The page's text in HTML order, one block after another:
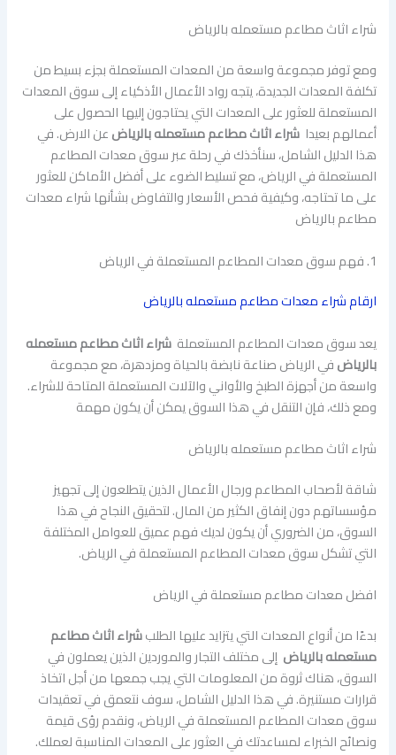
شراء اثاث مطاعم مستعمله بالرياض
ومع توفر مجموعة واسعة من المعدات المستعملة بجزء بسيط من
تكلفة المعدات الجديدة، يتجه رواد الأعمال الأذكياء إلى سوق المعدات
المستعملة للعثور على المعدات التي يحتاجون إليها الحصول على
أعمالهم بعيداشراء اثاث مطاعم مستعمله بالرياضعن الارض. في
هذا الدليل الشامل، سنأخذك في رحلة عبر سوق معدات المطاعم
المستعملة في الرياض، مع تسليط الضوء على أفضل الأماكن للعثور
على ما تحتاجه، وكيفية فحص الأسعار والتفاوض بشأنها شراء معدات
مطاعم بالرياض
1. فهم سوق معدات المطاعم المستعملة في الرياض
ارقام شراء معدات مطاعم مستعمله بالرياض
يعد سوق معدات المطاعم المستعملةشراء اثاث مطاعم مستعمله
بالرياضفي الرياض صناعة نابضة بالحياة ومزدهرة، مع مجموعة
واسعة من أجهزة الطبخ والأواني والآلات المستعملة المتاحة للشراء.
ومع ذلك، فإن التنقل في هذا السوق يمكن أن يكون مهمة
شراء اثاث مطاعم مستعمله بالرياض
شاقة لأصحاب المطاعم ورجال الأعمال الذين يتطلعون إلى تجهيز
مؤسساتهم دون إنفاق الكثير من المال. لتحقيق النجاح في هذا
السوق، من الضروري أن يكون لديك فهم عميق للعوامل المختلفة
التي تشكل سوق معدات المطاعم المستعملة في الرياض.
افضل معدات مطاعم مستعملة في الرياض
بدءًا من أنواع المعدات التي يتزايد عليها الطلبشراء اثاث مطاعم
مستعمله بالرياض إلى مختلف التجار والموردين الذين يعملون في
السوق، هناك ثروة من المعلومات التي يجب جمعها من أجل اتخاذ
قرارات مستنيرة. في هذا الدليل الشامل، سوف نتعمق في تعقيدات
سوق معدات المطاعم المستعملة في الرياض، ونقدم رؤى قيمة
ونصائح الخبراء لمساعدتك في العثور على المعدات المناسبة لعملك.